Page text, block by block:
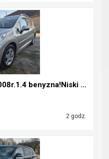
Peugeot 207 SW Model 2008r.1.4 benyzna!Niski Przeb...
2 godz.